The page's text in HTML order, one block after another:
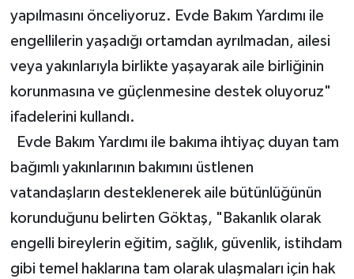
yapılmasını önceliyoruz. Evde Bakım Yardımı ile
engellilerin yaşadığı ortamdan ayrılmadan, ailesi
veya yakınlarıyla birlikte yaşayarak aile birliğinin
korunmasına ve güçlenmesine destek oluyoruz"
ifadelerini kullandı.
Evde Bakım Yardımı ile bakıma ihtiyaç duyan tam
bağımlı yakınlarının bakımını üstlenen
vatandaşların desteklenerek aile bütünlüğünün
korunduğunu belirten Göktaş, "Bakanlık olarak
engelli bireylerin eğitim, sağlık, güvenlik, istihdam
gibi temel haklarına tam olarak ulaşmaları için hak